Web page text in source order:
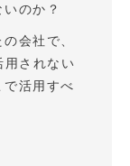
のか？
会社で、
されない
活用すべ